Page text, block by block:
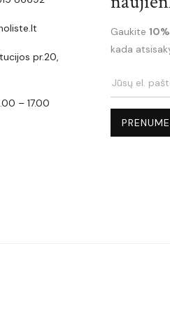
pr.20,
– 17.00
Gaukite
kada